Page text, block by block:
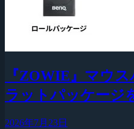
『ZOWIE』マウ
ラットパッケージ
2026年7月23日